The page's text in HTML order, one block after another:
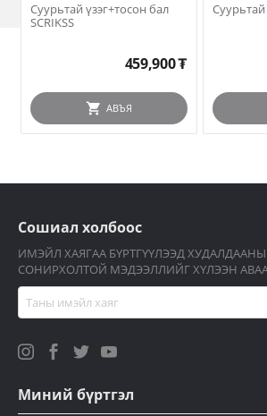
Суурьтай үзэг+тосон бал
SCRIKSS
459,900₮
АВЪЯ
Суурьтай
Сошиал холбоос
ИМЭЙЛ ХАЯГАА БҮРТГҮҮЛЭЭД
СОНИРХОЛТОЙ МЭДЭЭЛЛИЙГ ХҮЛЭЭН
Миний бүртгэл